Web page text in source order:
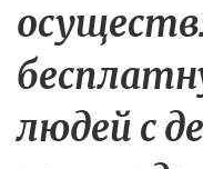
людей с